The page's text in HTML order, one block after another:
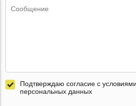
Подтверждаю согласие с
персональных данных